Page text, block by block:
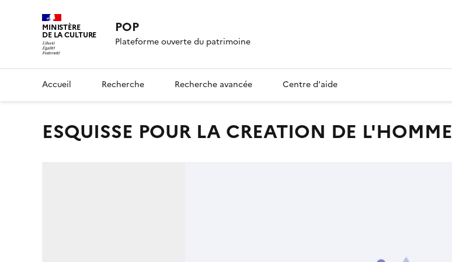
MINISTÈRE
DE LA CULTURE POP
Plateforme ouverte du patrimoine
Accueil Recherche Recherche avancée Centre d'aide
ESQUISSE POUR LA CREATION DE L'HOMME